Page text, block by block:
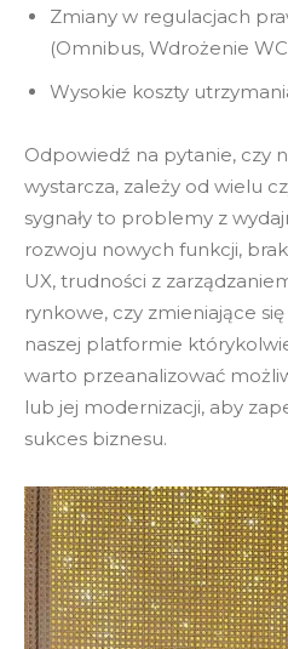
Zmiany w regulacjach
(Omnibus, Wdrożenie
Wysokie koszty
Odpowiedź na pytanie, czy
wystarcza, zależy od wielu
sygnały to problemy z
rozwoju nowych funkcji,
UX, trudności z
rynkowe, czy zmieniające
naszej platformie
warto przeanalizować
lub jej modernizacji, aby
sukces biznesu.